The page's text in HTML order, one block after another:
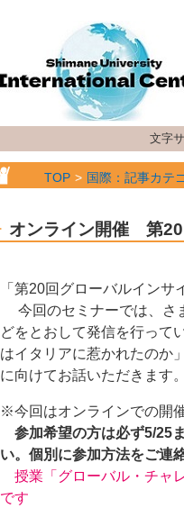
文字
TOP 国際：記事カテ
TOP 国際：記事カテ
オンライン開催 第20
「第20回グローバルインサ
今回のセミナーでは、
さ
どをとおして発信を行って
はイタリアに惹かれたのか
に向けてお話いただきます。
※今回はオンラインでの開
参加希望の方は必ず5/25
い。個別に参加方法をご連
授業「グローバル・チャ
です